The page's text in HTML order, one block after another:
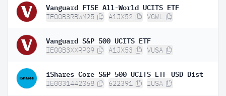
Vanguard FTSE All-World UCITS ETF
IE00B3RBWM25 A1JX52 VGWL
Vanguard S&P 500 UCITS ETF
IE00B3XXRP09 A1JX53 VUSA
iShares Core S&P 500 UCITS ETF USD Dist
IE0031442068 622391 IUSA